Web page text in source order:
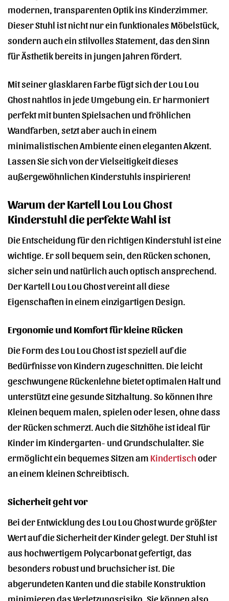
modernen, transparenten Optik ins Kinderzimmer.
Dieser Stuhl ist nicht nur ein funktionales Möbelstück,
sondern auch ein stilvolles Statement, das den Sinn
für Ästhetik bereits in jungen Jahren fördert.
Mit seiner glasklaren Farbe fügt sich der Lou Lou
Ghost nahtlos in jede Umgebung ein. Er harmoniert
perfekt mit bunten Spielsachen und fröhlichen
Wandfarben, setzt aber auch in einem
minimalistischen Ambiente einen eleganten Akzent.
Lassen Sie sich von der Vielseitigkeit dieses
außergewöhnlichen Kinderstuhls inspirieren!
Warum der Kartell Lou Lou Ghost
Kinderstuhl die perfekte Wahl ist
Die Entscheidung für den richtigen Kinderstuhl ist eine
wichtige. Er soll bequem sein, den Rücken schonen,
sicher sein und natürlich auch optisch ansprechend.
Der Kartell Lou Lou Ghost vereint all diese
Eigenschaften in einem einzigartigen Design.
Ergonomie und Komfort für kleine Rücken
Die Form des Lou Lou Ghost ist speziell auf die
Bedürfnisse von Kindern zugeschnitten. Die leicht
geschwungene Rückenlehne bietet optimalen Halt und
unterstützt eine gesunde Sitzhaltung. So können Ihre
Kleinen bequem malen, spielen oder lesen, ohne dass
der Rücken schmerzt. Auch die Sitzhöhe ist ideal für
Kinder im Kindergarten- und Grundschulalter. Sie
ermöglicht ein bequemes Sitzen am Kindertischoder
an einem kleinen Schreibtisch.
Sicherheit geht vor
Bei der Entwicklung des Lou Lou Ghost wurde größter
Wert auf die Sicherheit der Kinder gelegt. Der Stuhl ist
aus hochwertigem Polycarbonat gefertigt, das
besonders robust und bruchsicher ist. Die
abgerundeten Kanten und die stabile Konstruktion
minimieren das Verletzungsrisiko. Sie können also